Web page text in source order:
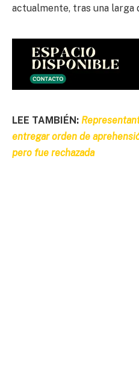
actualmente, tras una larga
LEE TAMBIÉN:
entregar orden de
pero fue rechazada